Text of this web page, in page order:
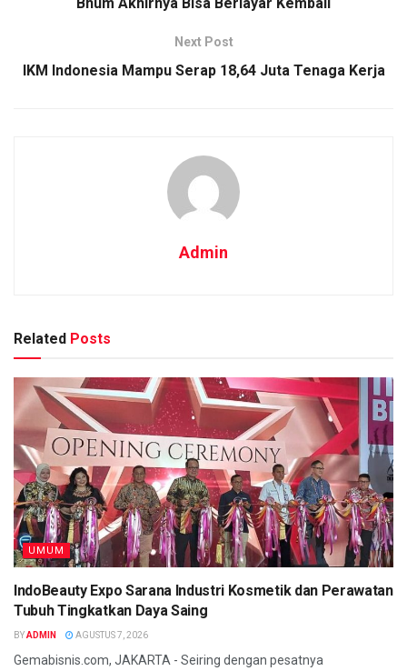
Next Post
IKM Indonesia Mampu Serap 18,64 Juta Tenaga Kerja
Admin
Related Posts
UMUM
IndoBeauty Expo Sarana Industri Kosmetik dan Perawatan
Tubuh Tingkatkan Daya Saing
BYADMIN AGUSTUS 7, 2026
Gemabisnis.com, JAKARTA - Seiring dengan pesatnya